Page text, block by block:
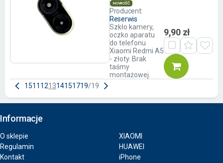
NOWOŚĆ
Producent:
Reserwis
Szkło kamery,
oczko aparatu
do telefonu
Xiaomi Redmi A5
- złoty. Brak
taśmy
montażowej.
9,90 zł
1511 121314151719/19
Informacje
O sklepie
Regulamin
Kontakt
XIAOMI
HUAWEI
iPhone